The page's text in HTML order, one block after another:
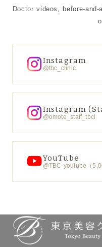
Doctor videos, before-
Instagram
@tbc_clinic
Instagram
@omote_staff_tbcl
YouTube
@TBC-youtube（